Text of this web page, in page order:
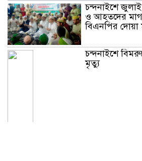
চন্দনাইশে
ও আহতদের
বিএনপির দোয়া
চন্দনাইশে
মৃত্যু